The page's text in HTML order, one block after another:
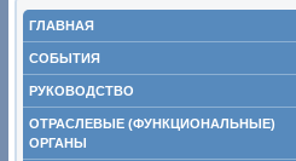
ГЛАВНАЯ
СОБЫТИЯ
РУКОВОДСТВО
ОТРАСЛЕВЫЕ (ФУНКЦИОНАЛЬНЫЕ)
ОРГАНЫ